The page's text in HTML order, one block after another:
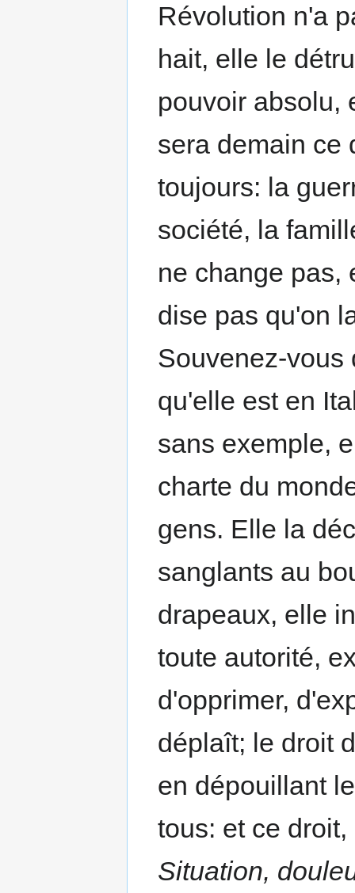
Révolution n'a
hait, elle le
pouvoir absolu,
sera demain ce
toujours: la
société, la
ne change pas,
dise pas qu'on
Souvenez-vous
qu'elle est en
sans exemple,
charte du
gens. Elle la
sanglants au
drapeaux, elle
toute autorité,
d'opprimer,
déplaît; le droit
en dépouillant
tous: et ce
Situation,